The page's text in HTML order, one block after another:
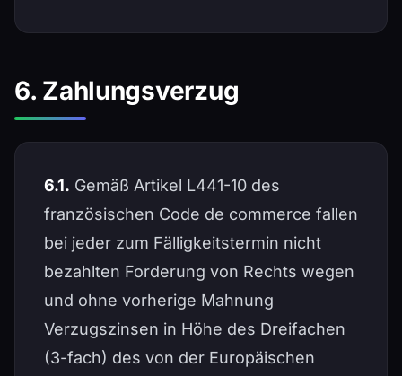
6. Zahlungsverzug
6.1. Gemäß Artikel L441-10 des
französischen Code de commerce fallen
bei jeder zum Fälligkeitstermin nicht
bezahlten Forderung von Rechts wegen
und ohne vorherige Mahnung
Verzugszinsen in Höhe des Dreifachen
(3-fach) des von der Europäischen